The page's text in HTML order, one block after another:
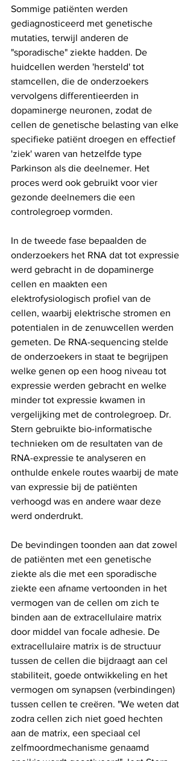
Sommige patiënten werden
gediagnosticeerd met genetische
mutaties, terwijl anderen de
"sporadische" ziekte hadden. De
huidcellen werden 'hersteld' tot
stamcellen, die de onderzoekers
vervolgens differentieerden in
dopaminerge neuronen, zodat de
cellen de genetische belasting van elke
specifieke patiënt droegen en effectief
'ziek' waren van hetzelfde type
Parkinson als die deelnemer. Het
proces werd ook gebruikt voor vier
gezonde deelnemers die een
controlegroep vormden.
In de tweede fase bepaalden de
onderzoekers het RNA dat tot expressie
werd gebracht in de dopaminerge
cellen en maakten een
elektrofysiologisch profiel van de
cellen, waarbij elektrische stromen en
potentialen in de zenuwcellen werden
gemeten. De RNA-sequencing stelde
de onderzoekers in staat te begrijpen
welke genen op een hoog niveau tot
expressie werden gebracht en welke
minder tot expressie kwamen in
vergelijking met de controlegroep. Dr.
Stern gebruikte bio-informatische
technieken om de resultaten van de
RNA-expressie te analyseren en
onthulde enkele routes waarbij de mate
van expressie bij de patiënten
verhoogd was en andere waar deze
werd onderdrukt.
De bevindingen toonden aan dat zowel
de patiënten met een genetische
ziekte als die met een sporadische
ziekte een afname vertoonden in het
vermogen van de cellen om zich te
binden aan de extracellulaire matrix
door middel van focale adhesie. De
extracellulaire matrix is ​​de structuur
tussen de cellen die bijdraagt ​​aan cel
stabiliteit, goede ontwikkeling en het
vermogen om synapsen (verbindingen)
tussen cellen te creëren. "We weten dat
zodra cellen zich niet goed hechten
aan de matrix, een speciaal cel
zelfmoordmechanisme genaamd